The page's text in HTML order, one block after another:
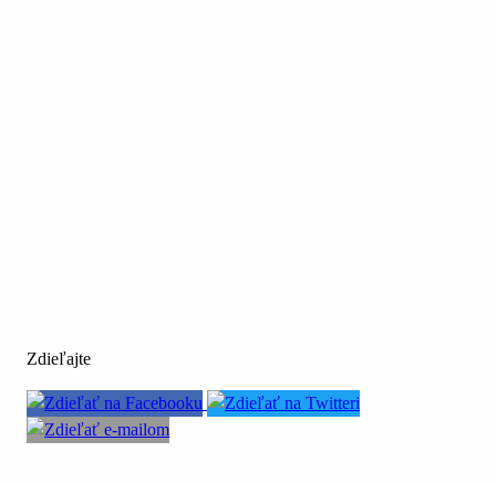
Zdieľajte